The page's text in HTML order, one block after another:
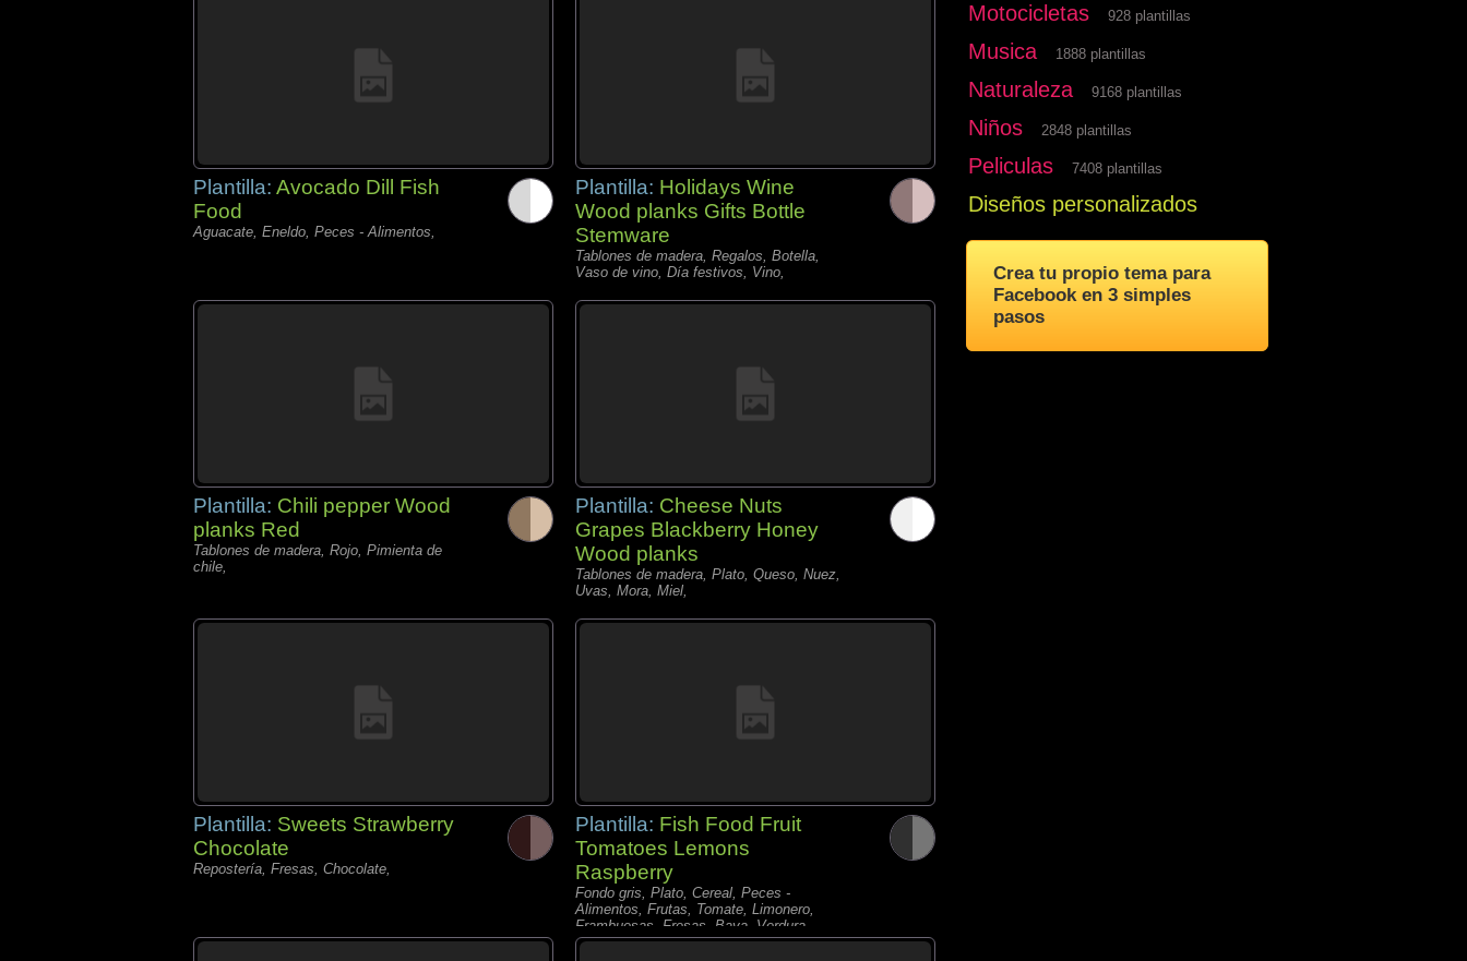
Plantilla: Avocado Dill Fish
Food
Aguacate, Eneldo, Peces - Alimentos,
Plantilla: Holidays Wine
Wood planks Gifts Bottle
Stemware
Tablones de madera, Regalos, Botella,
Vaso de vino, Día festivos, Vino,
Plantilla: Chili pepper Wood
planks Red
Tablones de madera, Rojo, Pimienta de
chile,
Plantilla: Cheese Nuts
Grapes Blackberry Honey
Wood planks
Tablones de madera, Plato, Queso, Nuez,
Uvas, Mora, Miel,
Plantilla: Sweets Strawberry
Chocolate
Repostería, Fresas, Chocolate,
Plantilla: Fish Food Fruit
Tomatoes Lemons
Raspberry
Fondo gris, Plato, Cereal, Peces -
Alimentos, Frutas, Tomate, Limonero,
Frambuesas, Fresas, Baya, Verdura,
Motocicletas 928 plantillas
Musica 1888 plantillas
Naturaleza 9168 plantillas
Niños 2848 plantillas
Peliculas 7408 plantillas
Diseños personalizados
Crea tu propio tema para
Facebook en 3 simples
pasos